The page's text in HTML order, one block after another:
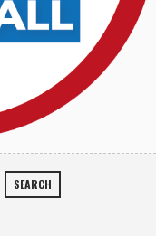
SEARCH